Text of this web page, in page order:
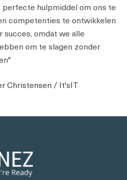
hulpmiddel om ons te
competenties te ontwikkelen
succes, omdat we alle
om te slagen zonder
Christensen / It'sIT